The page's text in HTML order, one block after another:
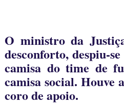
O ministro da
desconforto, despiu-
camisa do time de
camisa social. Houve
coro de apoio.